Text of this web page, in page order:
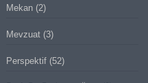
Mekan(2)
Mevzuat(3)
Perspektif(52)